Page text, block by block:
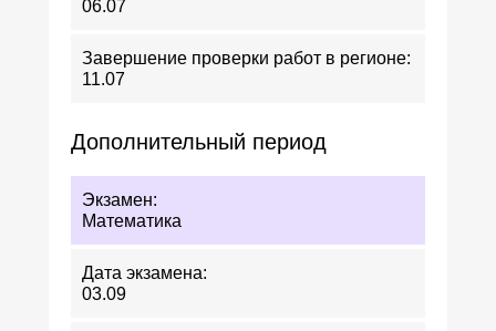
06.07
11.07
Дополнительный период
Математика
03.09